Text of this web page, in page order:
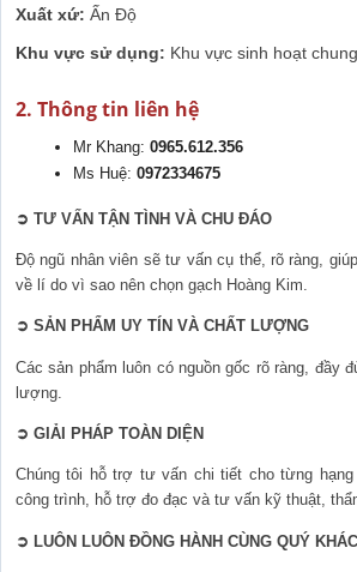
Xuất xứ: Ấn Độ
Khu vực sử dụng: Khu vực sinh hoạt chung
2. Thông tin liên hệ
Mr Khang: 0965.612.356
Ms Huệ: 0972334675
➲ TƯ VẤN TẬN TÌNH VÀ CHU ĐÁO
Độ ngũ nhân viên sẽ tư vấn cụ thể, rõ ràng,
về lí do vì sao nên chọn gạch Hoàng Kim.
➲ SẢN PHẨM UY TÍN VÀ CHẤT LƯỢNG
Các sản phẩm luôn có nguồn gốc rõ ràng, đầy
lượng.
➲ GIẢI PHÁP TOÀN DIỆN
Chúng tôi hỗ trợ tư vấn chi tiết cho từng
công trình, hỗ trợ đo đạc và tư vấn kỹ thuật,
➲ LUÔN LUÔN ĐỒNG HÀNH CÙNG QUÝ